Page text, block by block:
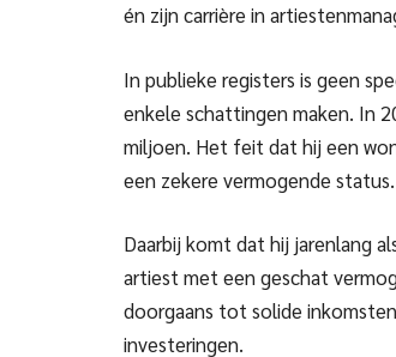
én zijn carrière in
In publieke registers is geen
enkele schattingen maken. In
miljoen. Het feit dat hij een
een zekere vermogende status.
Daarbij komt dat hij jarenlang
artiest met een geschat
doorgaans tot solide
investeringen.